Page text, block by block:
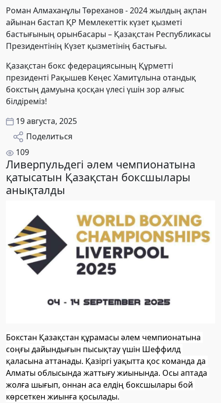
Роман Алмаханұлы Төреханов - 2024 жылдың ақпан
айынан бастап ҚР Мемлекеттік күзет қызметі
бастығының орынбасары – Қазақстан Республикасы
Президентінің Күзет қызметінің бастығы.
Қазақстан бокс федерациясының Құрметті
президенті Рақышев Кеңес Хамитұлына отандық
бокстың дамуына қосқан үлесі үшін зор алғыс
білдіреміз!
19 августа, 2025
Поделиться
109
Ливерпульдегі әлем чемпионатына
қатысатын Қазақстан боксшылары
анықталды
Бокстан Қазақстан құрамасы әлем чемпионатына
соңғы дайындығын пысықтау үшін Шеффилд
қаласына аттанады. Қазіргі уақытта қос команда да
Алматы облысында жаттығу жиынында. Осы аптада
жолға шығып, оннан аса елдің боксшылары бой
көрсеткен жиынға қосылады.